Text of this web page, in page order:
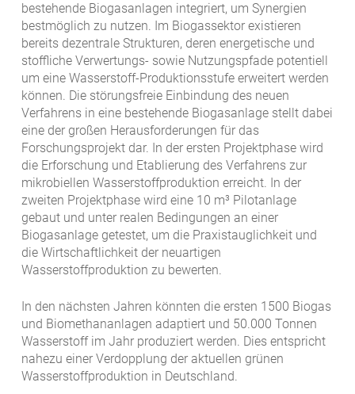
bestehende Biogasanlagen integriert, um Synergien
bestmöglich zu nutzen. Im Biogassektor existieren
bereits dezentrale Strukturen, deren energetische und
stoffliche Verwertungs- sowie Nutzungspfade potentiell
um eine Wasserstoff-Produktionsstufe erweitert werden
können. Die störungsfreie Einbindung des neuen
Verfahrens in eine bestehende Biogasanlage stellt dabei
eine der großen Herausforderungen für das
Forschungsprojekt dar. In der ersten Projektphase wird
die Erforschung und Etablierung des Verfahrens zur
mikrobiellen Wasserstoffproduktion erreicht. In der
zweiten Projektphase wird eine 10 m³ Pilotanlage
gebaut und unter realen Bedingungen an einer
Biogasanlage getestet, um die Praxistauglichkeit und
die Wirtschaftlichkeit der neuartigen
Wasserstoffproduktion zu bewerten.
In den nächsten Jahren könnten die ersten 1500 Biogas
und Biomethananlagen adaptiert und 50.000 Tonnen
Wasserstoff im Jahr produziert werden. Dies entspricht
nahezu einer Verdopplung der aktuellen grünen
Wasserstoffproduktion in Deutschland.